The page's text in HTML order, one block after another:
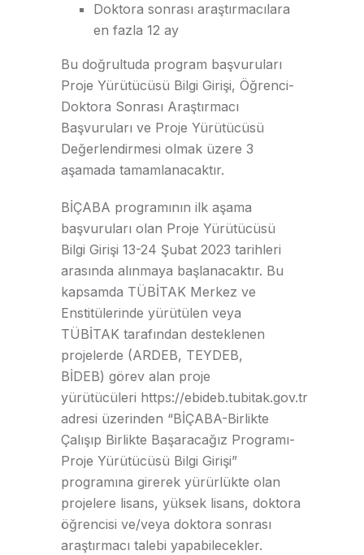
Doktora sonrası araştırmacılara
en fazla 12 ay
Bu doğrultuda program başvuruları
Proje Yürütücüsü Bilgi Girişi, Öğrenci-
Doktora Sonrası Araştırmacı
Başvuruları ve Proje Yürütücüsü
Değerlendirmesi olmak üzere 3
aşamada tamamlanacaktır.
BİÇABA programının ilk aşama
başvuruları olan Proje Yürütücüsü
Bilgi Girişi 13-24 Şubat 2023 tarihleri
arasında alınmaya başlanacaktır. Bu
kapsamda TÜBİTAK Merkez ve
Enstitülerinde yürütülen veya
TÜBİTAK tarafından desteklenen
projelerde (ARDEB, TEYDEB,
BİDEB) görev alan proje
yürütücüleri https://ebideb.tubitak.gov.tr
adresi üzerinden “BİÇABA-Birlikte
Çalışıp Birlikte Başaracağız Programı-
Proje Yürütücüsü Bilgi Girişi”
programına girerek yürürlükte olan
projelere lisans, yüksek lisans, doktora
öğrencisi ve/veya doktora sonrası
araştırmacı talebi yapabilecekler.